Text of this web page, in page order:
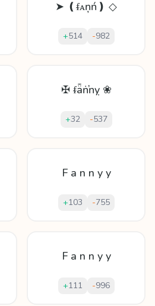
➤ ❪ᵮᴀņń❫ ◇
+514 -982
✠ ᵮǟṅŉỵ ❀
+32 -537
F a n n y y
+103 -755
F a n n y y
+111 -996